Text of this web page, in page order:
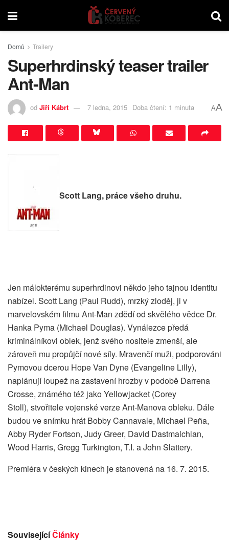
Domů Trailery
Superhrdinský teaser trailer
Ant-Man
od Jiří Kábrt 7 ledna, 2015 Doba čtení: 1 minuta AA
Scott Lang, práce všeho druhu.
Jen málokterému superhrdinovi někdo jeho tajnou identitu
nabízel. Scott Lang (Paul Rudd), mrzký zloděj, ji v
marvelovském filmu Ant-Man zdědí od skvělého vědce Dr.
Hanka Pyma (Michael Douglas). Vynálezce předá
kriminálníkovi oblek, jenž svého nositele zmenší, ale
zároveň mu propůjčí nové síly. Mravenčí muži, podporováni
Pymovou dcerou Hope Van Dyne (Evangeline Lilly),
naplánují loupež na zastavení hrozby v podobě Darrena
Crosse, známého též jako Yellowjacket (Corey
Stoll), stvořitele vojenské verze Ant-Manova obleku. Dále
budou ve snímku hrát Bobby Cannavale, Michael Peña,
Abby Ryder Fortson, Judy Greer, David Dastmalchian,
Wood Harris, Gregg Turkington, T.I. a John Slattery.
Premiéra v českých kinech je stanovená na 16. 7. 2015.
SouvisejícíČlánky